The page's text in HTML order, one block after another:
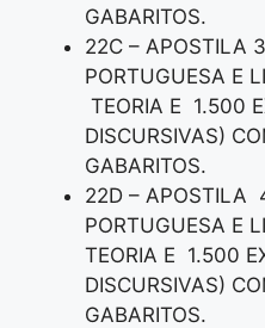
GABARITOS.
22C – APOSTILA
PORTUGUESA E
TEORIA E 1.500
DISCURSIVAS)
GABARITOS.
22D – APOSTILA
PORTUGUESA E
TEORIA E 1.500
DISCURSIVAS)
GABARITOS.